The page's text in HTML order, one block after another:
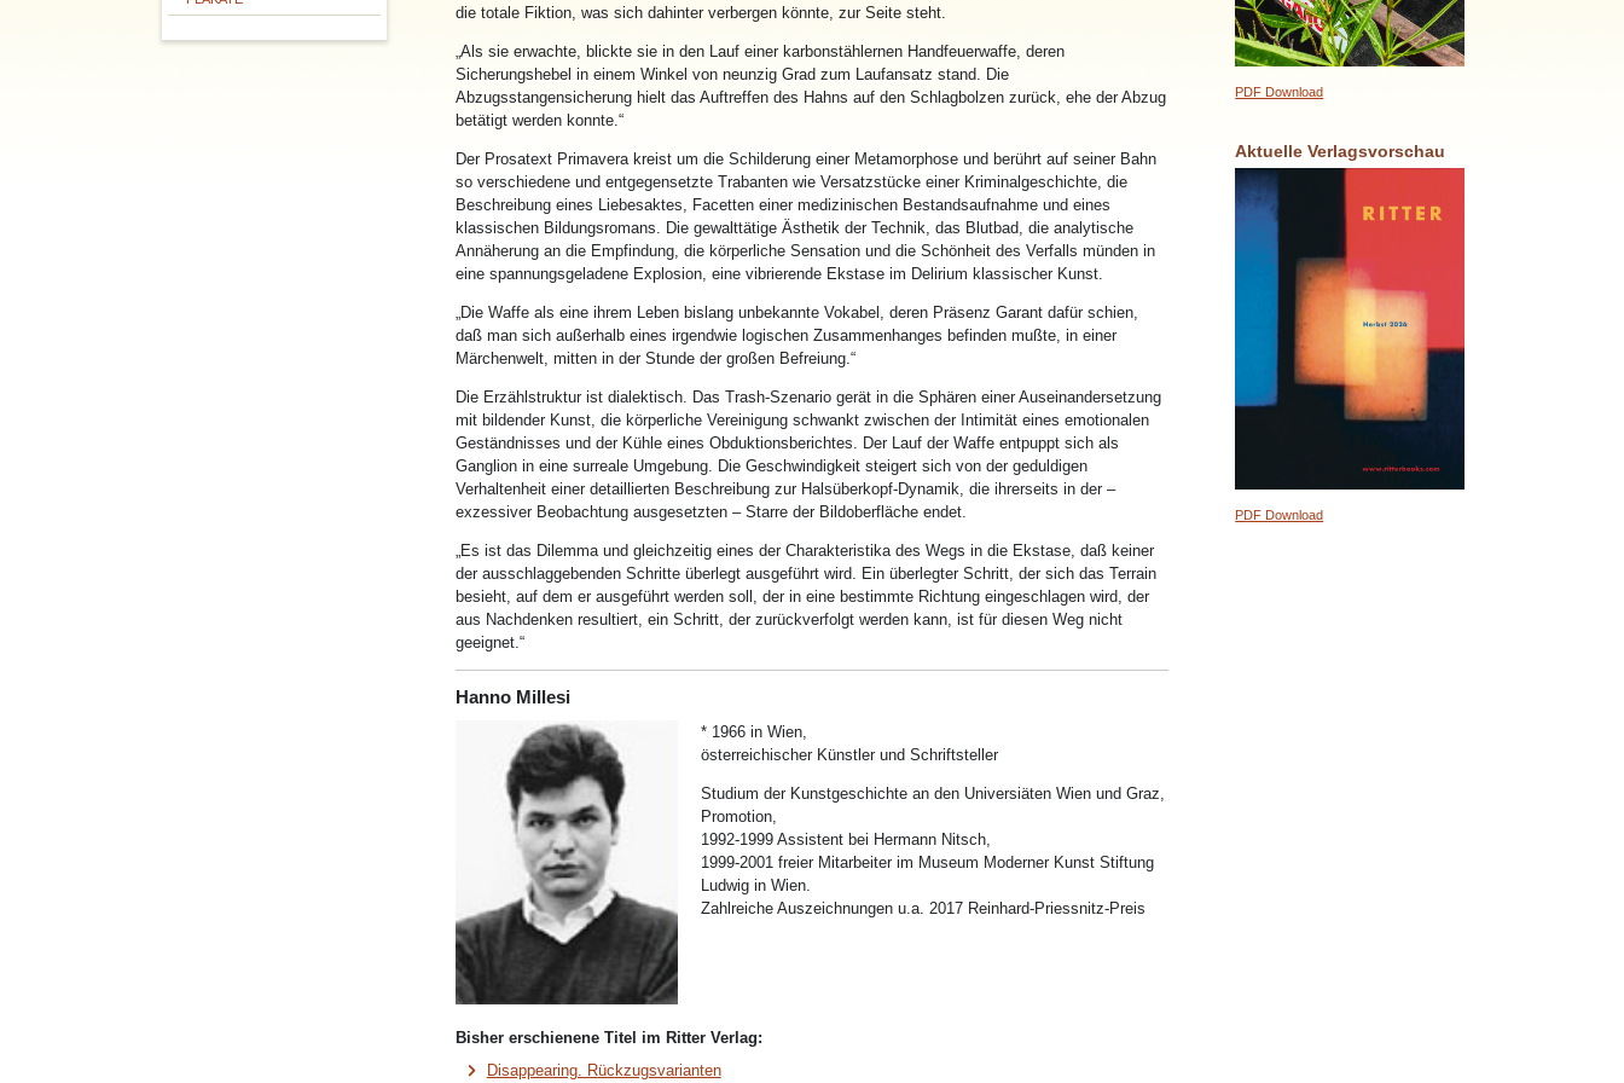
die totale Fiktion, was sich dahinter verbergen könnte, zur Seite steht.
„Als sie erwachte, blickte sie in den Lauf einer karbonstählernen Handfeuerwaffe, deren
Sicherungshebel in einem Winkel von neunzig Grad zum Laufansatz stand. Die
Abzugsstangensicherung hielt das Auftreffen des Hahns auf den Schlagbolzen zurück, ehe der Abzug
betätigt werden konnte.“
Der Prosatext Primaverakreist um die Schilderung einer Metamorphose und berührt auf seiner Bahn
so verschiedene und entgegensetzte Trabanten wie Versatzstücke einer Kriminalgeschichte, die
Beschreibung eines Liebesaktes, Facetten einer medizinischen Bestandsaufnahme und eines
klassischen Bildungsromans. Die gewalttätige Ästhetik der Technik, das Blutbad, die analytische
Annäherung an die Empfindung, die körperliche Sensation und die Schönheit des Verfalls münden in
eine spannungsgeladene Explosion, eine vibrierende Ekstase im Delirium klassischer Kunst.
„Die Waffe als eine ihrem Leben bislang unbekannte Vokabel, deren Präsenz Garant dafür schien,
daß man sich außerhalb eines irgendwie logischen Zusammenhanges befinden mußte, in einer
Märchenwelt, mitten in der Stunde der großen Befreiung.“
Die Erzählstruktur ist dialektisch. Das Trash-Szenario gerät in die Sphären einer Auseinandersetzung
mit bildender Kunst, die körperliche Vereinigung schwankt zwischen der Intimität eines emotionalen
Geständnisses und der Kühle eines Obduktionsberichtes. Der Lauf der Waffe entpuppt sich als
Ganglion in eine surreale Umgebung. Die Geschwindigkeit steigert sich von der geduldigen
Verhaltenheit einer detaillierten Beschreibung zur Halsüberkopf-Dynamik, die ihrerseits in der –
exzessiver Beobachtung ausgesetzten – Starre der Bildoberfläche endet.
„Es ist das Dilemma und gleichzeitig eines der Charakteristika des Wegs in die Ekstase, daß keiner
der ausschlaggebenden Schritte überlegt ausgeführt wird. Ein überlegter Schritt, der sich das Terrain
besieht, auf dem er ausgeführt werden soll, der in eine bestimmte Richtung eingeschlagen wird, der
aus Nachdenken resultiert, ein Schritt, der zurückverfolgt werden kann, ist für diesen Weg nicht
geeignet.“
Hanno Millesi
* 1966 in Wien,
österreichischer Künstler und Schriftsteller
Studium der Kunstgeschichte an den Universiäten Wien und Graz,
Promotion,
1992-1999 Assistent bei Hermann Nitsch,
1999-2001 freier Mitarbeiter im Museum Moderner Kunst Stiftung
Ludwig in Wien.
Zahlreiche Auszeichnungen u.a. 2017 Reinhard-Priessnitz-Preis
Bisher erschienene Titel im Ritter Verlag:
Disappearing. Rückzugsvarianten
PDF Download
Aktuelle Verlagsvorschau
PDF Download